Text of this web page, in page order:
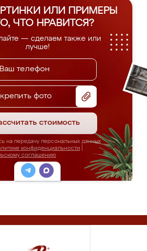
ИЛИ ПРИМЕРЫ
ЧТО НРАВИТСЯ?
— сделаем также или
лучше!
фото
стоимость
на передачу персональных данных
конфиденциальности
соглашению